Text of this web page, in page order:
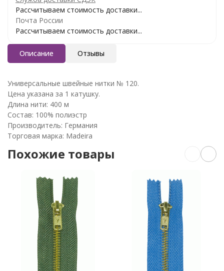
Рассчитываем стоимость доставки...
Почта России
Рассчитываем стоимость доставки...
Описание Отзывы
Универсальные швейные нитки № 120.
Цена указана за 1 катушку.
Длина нити: 400 м
Состав: 100% полиэстр
Производитель: Германия
Торговая марка: Madeira
Похожие товары